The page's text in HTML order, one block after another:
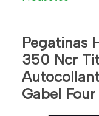
Pegatinas
350 Ncr
Gabel Four